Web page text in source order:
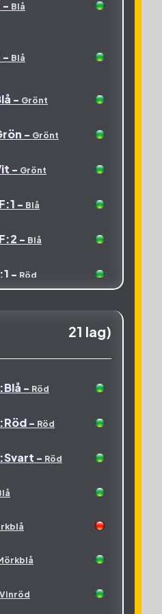
-Grön
- Blå
- Blå
- Grönt
- Grönt
- Grönt
- Blå
- Blå
- Röd
Svart
Vinröd
Vinröd
21 lag)
- Röd
- Röd
- Röd
Vinröd